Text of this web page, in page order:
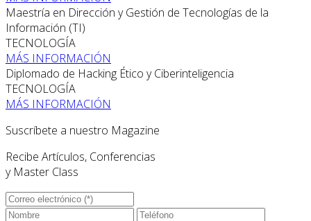
Maestría en Dirección y Gestión de Tecnologías de la
Información (TI)
TECNOLOGÍA
MÁS INFORMACIÓN
Diplomado de Hacking Ético y Ciberinteligencia
TECNOLOGÍA
MÁS INFORMACIÓN
Suscríbete a nuestro Magazine
Recibe Artículos, Conferencias
y Master Class